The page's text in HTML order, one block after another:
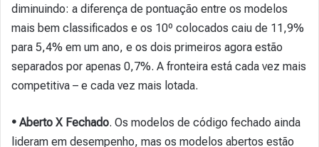
diminuindo: a diferença de pontuação entre os modelos
mais bem classificados e os 10º colocados caiu de 11,9%
para 5,4% em um ano, e os dois primeiros agora estão
separados por apenas 0,7%. A fronteira está cada vez mais
competitiva – e cada vez mais lotada.
• Aberto X Fechado. Os modelos de código fechado ainda
lideram em desempenho, mas os modelos abertos estão